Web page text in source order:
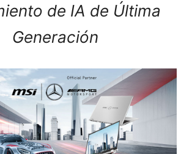
de IA de Última
Generación